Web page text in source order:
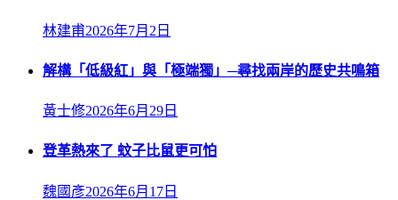
林建甫2026年7月2日
解構「低級紅」與「極端獨」─尋找兩岸的歷史共鳴箱
黃士修2026年6月29日
登革熱來了 蚊子比鼠更可怕
魏國彥2026年6月17日